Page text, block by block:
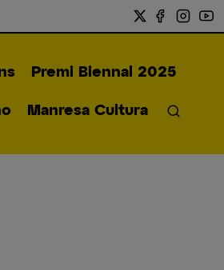
Premi Biennal 2025
Manresa Cultura